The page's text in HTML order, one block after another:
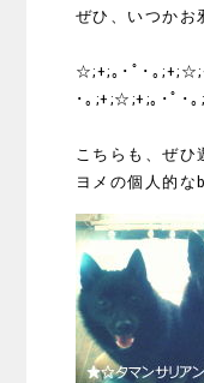
ぜひ、いつかお
☆;+;｡･ﾟ･｡
･｡;+;☆;+;｡･ﾟ･
こちらも、ぜひ
ヨメの個人的